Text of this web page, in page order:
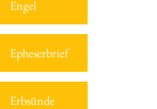
Engel
Epheserbrief
Erbsünde